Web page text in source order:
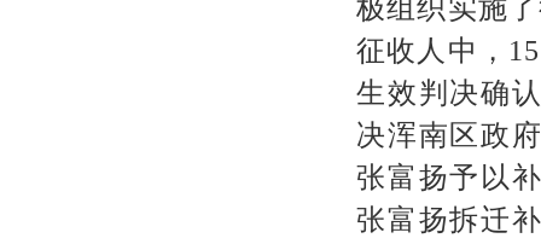
极组织实施
征收人中，
生效判决确
决浑南区政
张富扬予以
张富扬拆迁